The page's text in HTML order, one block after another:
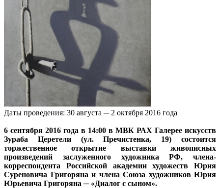
Даты проведения: 30 августа ─ 2 октября 2016 года
6 сентября 2016 года в 14:00 в МВК РАХ Галерее искусств
Зураба Церетели (ул. Пречистенка, 19) состоится
торжественное открытие выставки живописных
произведений заслуженного художника РФ, члена-
корреспондента Российской академии художеств Юрия
Суреновича Григоряна и члена Союза художников Юрия
Юрьевича Григоряна ─ «Диалог с сыном».